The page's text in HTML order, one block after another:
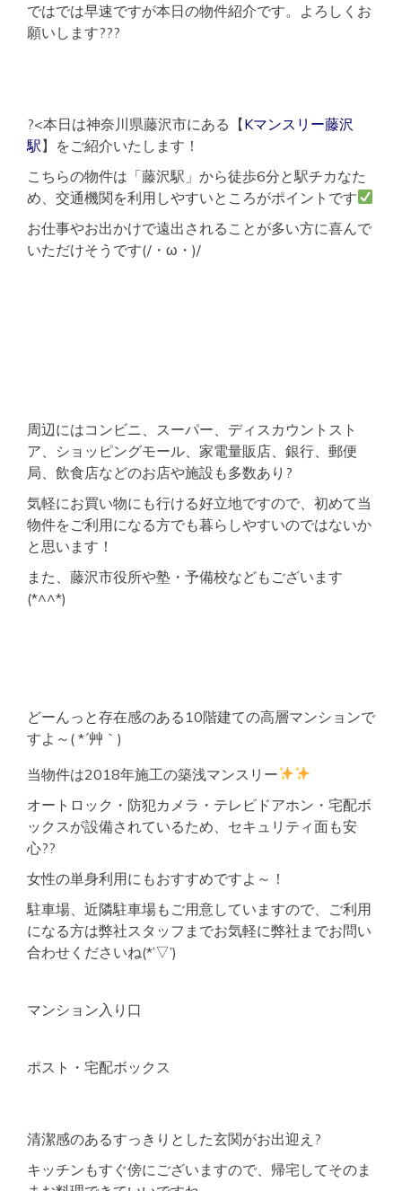
ではでは早速ですが本日の物件紹介です。よろしくお
願いします???
?<本日は神奈川県藤沢市にある【Kマンスリー藤沢
駅】をご紹介いたします！
こちらの物件は「藤沢駅」から徒歩6分と駅チカなた
め、交通機関を利用しやすいところがポイントです
お仕事やお出かけで遠出されることが多い方に喜んで
いただけそうです(/・ω・)/
周辺にはコンビニ、スーパー、ディスカウントスト
ア、ショッピングモール、家電量販店、銀行、郵便
局、飲食店などのお店や施設も多数あり?
気軽にお買い物にも行ける好立地ですので、初めて当
物件をご利用になる方でも暮らしやすいのではないか
と思います！
また、藤沢市役所や塾・予備校などもございます
(*^^*)
どーんっと存在感のある10階建ての高層マンションで
すよ～( *´艸｀)
当物件は2018年施工の築浅マンスリー
オートロック・防犯カメラ・テレビドアホン・宅配ボ
ックスが設備されているため、セキュリティ面も安
心??
女性の単身利用にもおすすめですよ～！
駐車場、近隣駐車場もご用意していますので、ご利用
になる方は弊社スタッフまでお気軽に弊社までお問い
合わせくださいね(*’▽’)
マンション入り口
ポスト・宅配ボックス
清潔感のあるすっきりとした玄関がお出迎え?
キッチンもすぐ傍にございますので、帰宅してそのま